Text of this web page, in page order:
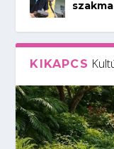
KIKAPCS